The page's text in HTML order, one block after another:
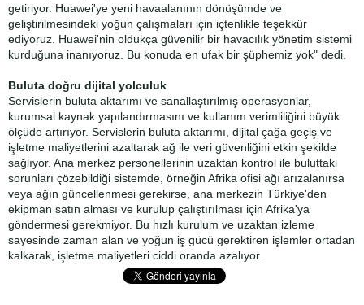
getiriyor. Huawei'ye yeni havaalanının dönüşümde ve
geliştirilmesindeki yoğun çalışmaları için içtenlikle teşekkür
ediyoruz. Huawei'nin oldukça güvenilir bir havacılık yönetim sistemi
kurduğuna inanıyoruz. Bu konuda en ufak bir şüphemiz yok" dedi.
Buluta doğru dijital yolculuk
Servislerin buluta aktarımı ve sanallaştırılmış operasyonlar,
kurumsal kaynak yapılandırmasını ve kullanım verimliliğini büyük
ölçüde artırıyor. Servislerin buluta aktarımı, dijital çağa geçiş ve
işletme maliyetlerini azaltarak ağ ile veri güvenliğini etkin şekilde
sağlıyor. Ana merkez personellerinin uzaktan kontrol ile buluttaki
sorunları çözebildiği sistemde, örneğin Afrika ofisi ağı arızalanırsa
veya ağın güncellenmesi gerekirse, ana merkezin Türkiye'den
ekipman satın alması ve kurulup çalıştırılması için Afrika'ya
göndermesi gerekmiyor. Bu hızlı kurulum ve uzaktan izleme
sayesinde zaman alan ve yoğun iş gücü gerektiren işlemler ortadan
kalkarak, işletme maliyetleri ciddi oranda azalıyor.